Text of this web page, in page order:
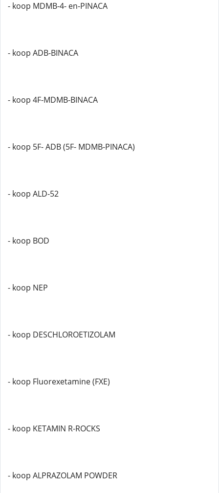
- koop MDMB-4- en-PINACA
- koop ADB-BINACA
- koop 4F-MDMB-BINACA
- koop 5F- ADB (5F- MDMB-PINACA)
- koop ALD-52
- koop BOD
- koop NEP
- koop DESCHLOROETIZOLAM
- koop Fluorexetamine (FXE)
- koop KETAMIN R-ROCKS
- koop ALPRAZOLAM POWDER